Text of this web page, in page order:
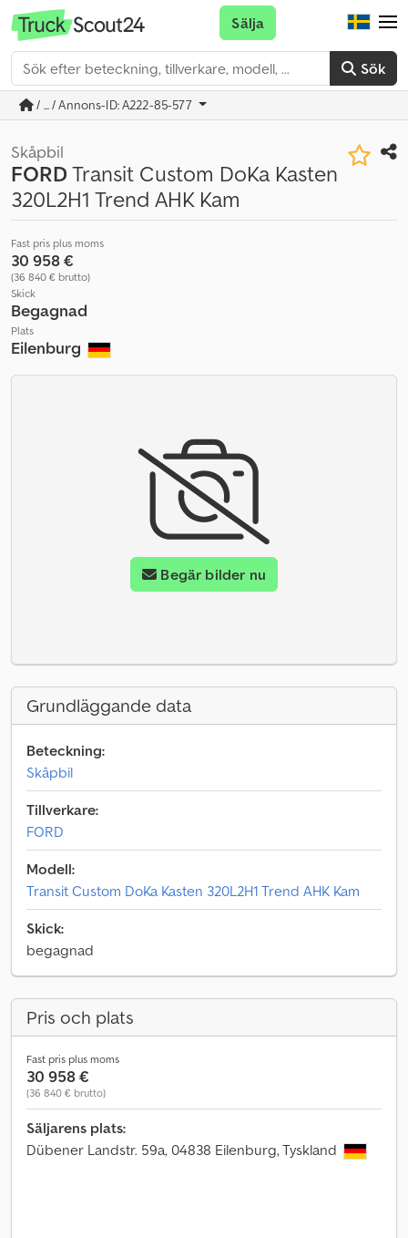
Sök
Sälja
/ ... / Annons-ID: A222-85-577
Skåpbil
FORDTransit Custom DoKa Kasten
320L2H1 Trend AHK Kam
Fast pris plus moms
30 958 €
(36 840 € brutto)
Skick
Begagnad
Plats
Eilenburg
Begär bilder nu
Grundläggande data
Beteckning:
Skåpbil
Tillverkare:
FORD
Modell:
Transit Custom DoKa Kasten 320L2H1 Trend AHK Kam
Skick:
begagnad
Pris och plats
Fast pris plus moms
30 958 €
(36 840 € brutto)
Säljarens plats:
Dübener Landstr. 59a, 04838 Eilenburg, Tyskland